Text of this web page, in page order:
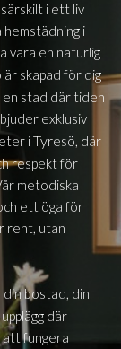
särskilt i ett liv
hemstädning i
vara en naturlig
är skapad för dig
stad där tiden
exklusiv
i Tyresö, där
respekt för
metodiska
ett öga för
rent, utan
bostad, din
där
fungera